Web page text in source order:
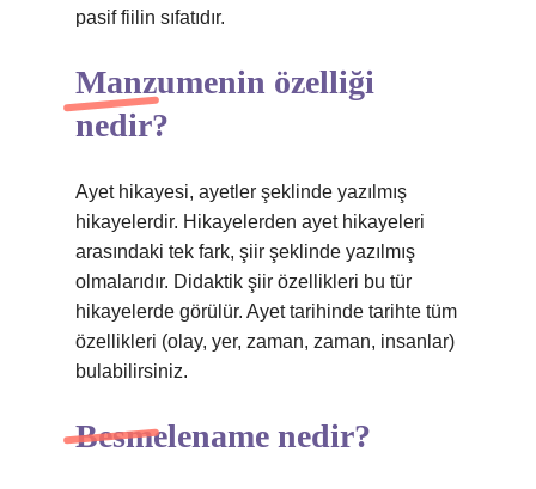
pasif fiilin sıfatıdır.
Manzumenin özelliği
nedir?
Ayet hikayesi, ayetler şeklinde yazılmış
hikayelerdir. Hikayelerden ayet hikayeleri
arasındaki tek fark, şiir şeklinde yazılmış
olmalarıdır. Didaktik şiir özellikleri bu tür
hikayelerde görülür. Ayet tarihinde tarihte tüm
özellikleri (olay, yer, zaman, zaman, insanlar)
bulabilirsiniz.
Besmelename nedir?